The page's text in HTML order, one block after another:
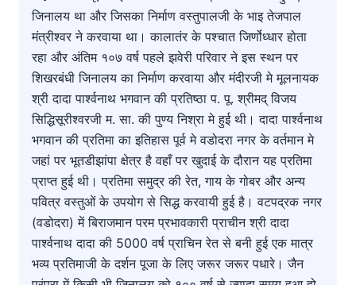
जिनालय था और जिसका निर्माण वस्तुपालजी के भाइ तेजपाल
मंत्रीश्वर ने करवाया था। कालातंर के पश्चात जिर्णोध्धार होता
रहा और अंतिम १०७ वर्ष पहले झवेरी परिवार ने इस स्थन पर
शिखरबंधी जिनालय का निर्माण करवाया और मंदीरजी मे मूलनायक
श्री दादा पार्श्वनाथ भगवान की प्रतिष्ठा प. पू. श्रीमद् विजय
सिद्धिसूरीश्वरजी म. सा. की पुण्य निश्रा मे हुई थी। दादा पार्श्वनाथ
भगवान की प्रतिमा का इतिहास पूर्व मे वडोदरा नगर के वर्तमान मे
जहां पर भूतडीझांपा क्षेत्र है वहाँ पर खुदाई के दौरान यह प्रतिमा
प्राप्त हुई थी। प्रतिमा समुद्र की रेत, गाय के गोबर और अन्य
पवित्र वस्तुओं के उपयोग से सिद्ध करवायी हुई है। वटपद्रक नगर
(वडोदरा) में बिराजमान परम प्रभावकारी प्राचीन श्री दादा
पार्श्वनाथ दादा की 5000 वर्ष प्राचिन रेत से बनी हुई एक मात्र
भव्य प्रतिमाजी के दर्शन पूजा के लिए जरूर जरूर पधारे। जैन